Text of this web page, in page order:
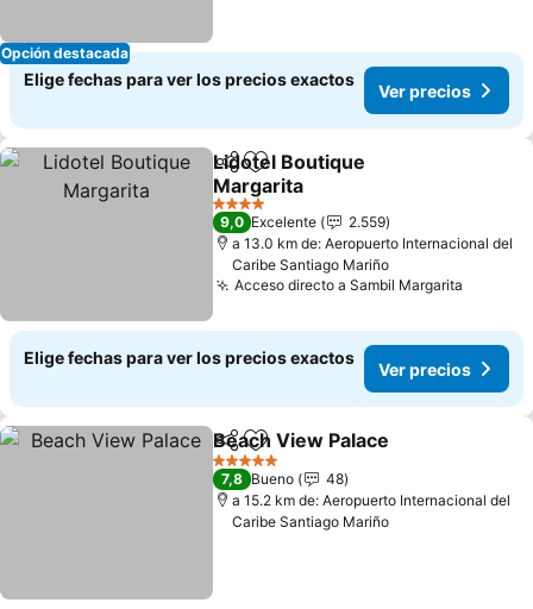
Opción destacada
Elige fechas para ver los precios exactos
Ver precios
CompartirAgregar a favoritos
Lidotel Boutique
Margarita
4 Estrellas
9,0 Excelente
2.559
a 13.0 km de: Aeropuerto Internacional del
Caribe Santiago Mariño
Acceso directo a Sambil Margarita
Elige fechas para ver los precios exactos
Ver precios
CompartirAgregar a favoritos
Beach View Palace
5 Estrellas
7,8 Bueno
48
a 15.2 km de: Aeropuerto Internacional del
Caribe Santiago Mariño